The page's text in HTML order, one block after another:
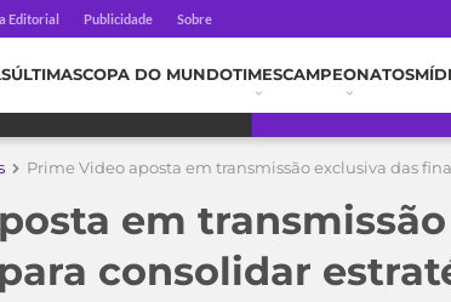
Editorial Publicidade Sobre
ÚLTIMASCOPA DO MUNDOTIMESCAMPEONATOS
Prime Video aposta em transmissão exclusiva das
em
consolidar